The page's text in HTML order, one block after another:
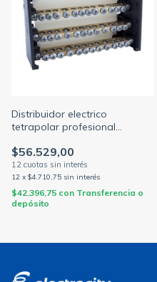
Distribuidor electrico
tetrapolar profesional
barras c/torn. 3/16 (ELENT)
$56.529,00
12 x $4.710,75 sin interés
$42.396,75 con Transferencia o
depósito